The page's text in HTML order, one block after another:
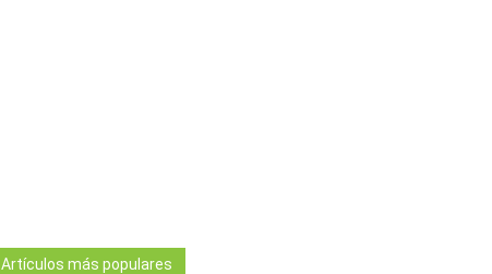
Artículos más populares